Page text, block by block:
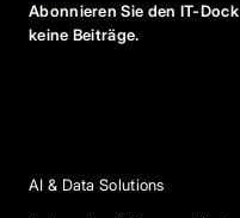
Abonnieren Sie den IT-
keine Beiträge.
AI & Data Solutions